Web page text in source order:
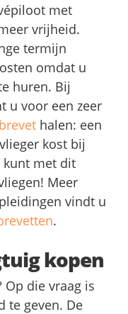
met
vrijheid.
termijn
omdat u
huren. Bij
u voor een zeer
halen: een
kost bij
kunt met dit
Meer
vindt u
.
kopen
Op die vraag is
te geven. De